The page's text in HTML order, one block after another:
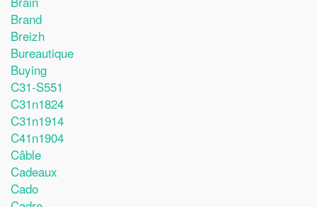
Brand
Breizh
Bureautique
Buying
C31-S551
C31n1824
C31n1914
C41n1904
Câble
Cadeaux
Cado